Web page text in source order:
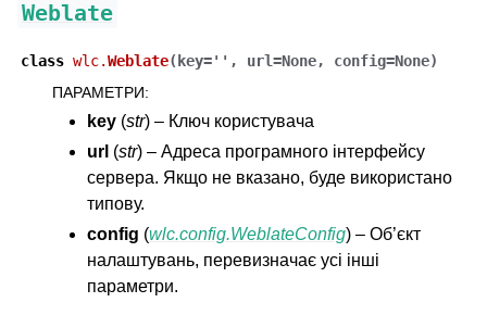
Weblate
class wlc.Weblate( key='' , url=None, config=None)
ПАРАМЕТРИ:
key (str) – Ключ користувача
url (str) – Адреса програмного інтерфейсу
сервера. Якщо не вказано, буде використано
типову.
config (wlc.config.WeblateConfig) – Об’єкт
налаштувань, перевизначає усі інші
параметри.